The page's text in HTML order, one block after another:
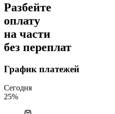
Разбейте
оплату
на части
без переплат
График платежей
Сегодня
25%